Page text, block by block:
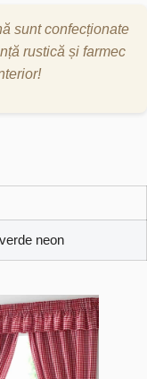
sunt confecționate
rustică și farmec
neon